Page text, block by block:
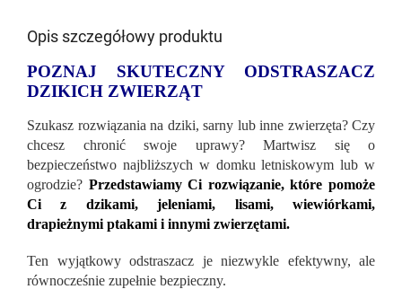
Opis szczegółowy produktu
POZNAJ SKUTECZNY ODSTRASZACZ
DZIKICH ZWIERZĄT
Szukasz rozwiązania na dziki, sarny lub inne zwierzęta? Czy
chcesz chronić swoje uprawy? Martwisz się o
bezpieczeństwo najbliższych w domku letniskowym lub w
ogrodzie? Przedstawiamy Ci rozwiązanie, które pomoże
Ci z dzikami, jeleniami, lisami, wiewiórkami,
drapieżnymi ptakami i innymi zwierzętami.
Ten wyjątkowy odstraszacz je niezwykle efektywny, ale
równocześnie zupełnie bezpieczny.